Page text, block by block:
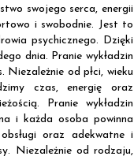
swojego serca, energii
i swobodnie. Jest to
psychicznego. Dzięki
dnia. Pranie wykładzin
od płci, wieku
czas, energię oraz
Pranie wykładzin
i każda osoba powinna
oraz adekwatne i
Niezależnie od rodzaju,